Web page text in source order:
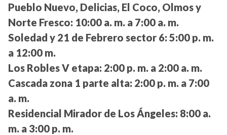
Pueblo Nuevo, Delicias, El Coco, Olmos y
Norte Fresco: 10:00 a. m. a 7:00 a. m.
Soledad y 21 de Febrero sector 6: 5:00 p. m.
a 12:00 m.
Los Robles V etapa: 2:00 p. m. a 2:00 a. m.
Cascada zona 1 parte alta: 2:00 p. m. a 7:00
a. m.
Residencial Mirador de Los Ángeles: 8:00 a.
m. a 3:00 p. m.